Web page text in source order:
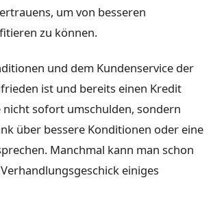
um von besseren
zu können.
und dem Kundenservice der
ist und bereits einen Kredit
nicht sofort umschulden, sondern
über bessere Konditionen oder eine
Manchmal kann man schon
einiges